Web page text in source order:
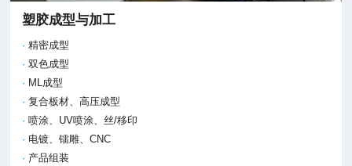
塑胶成型与加工
精密成型
双色成型
ML成型
复合板材、高压成型
喷涂、UV喷涂、丝/移印
电镀、镭雕、CNC
产品组装